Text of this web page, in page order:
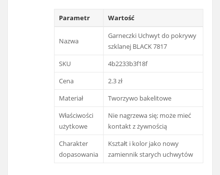
Parametr Wartość
Nazwa
Garneczki Uchwyt do pokrywy
szklanej BLACK 7817
SKU
4b2233b3f18f
Cena
2.3 zł
Materiał
Tworzywo bakelitowe
Właściwości
użytkowe
Nie nagrzewa się; może mieć
kontakt z żywnością
Charakter
dopasowania
Kształt i kolor jako nowy
zamiennik starych uchwytów